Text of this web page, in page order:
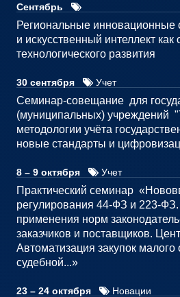
Сентябрь
Региональные инновационные
и искусственный интеллект как
технологического развития
30 сентября Учет
Семинар-совещание для
(муниципальных) учреждений
методологии учёта
новые стандарты и
8 – 9 октября Учет
Практический семинар
регулирования 44-ФЗ и 223-ФЗ.
применения норм
заказчиков и поставщиков.
Автоматизация закупок
судебной...»
23 – 24 октября Новации